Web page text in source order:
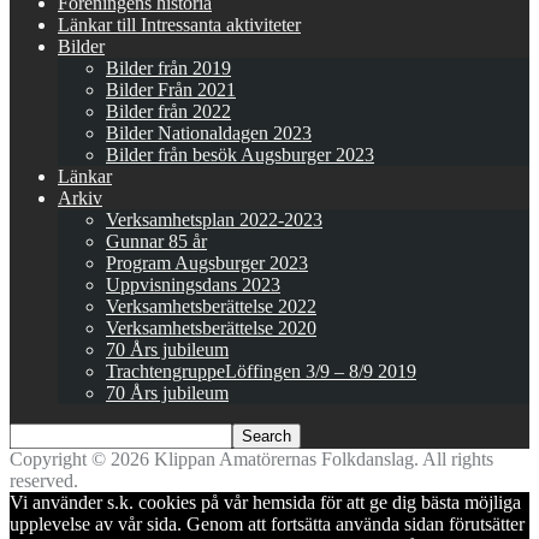
Länkar till Intressanta aktiviteter
Bilder
Bilder från 2019
Bilder Från 2021
Bilder från 2022
Bilder Nationaldagen 2023
Bilder från besök Augsburger 2023
Länkar
Arkiv
Verksamhetsplan 2022-2023
Gunnar 85 år
Program Augsburger 2023
Uppvisningsdans 2023
Verksamhetsberättelse 2022
Verksamhetsberättelse 2020
70 Års jubileum
TrachtengruppeLöffingen 3/9 – 8/9 2019
70 Års jubileum
Copyright © 2026 Klippan Amatörernas Folkdanslag. All rights
reserved.
Vi använder s.k. cookies på vår hemsida för att ge dig bästa möjliga
upplevelse av vår sida. Genom att fortsätta använda sidan förutsätter